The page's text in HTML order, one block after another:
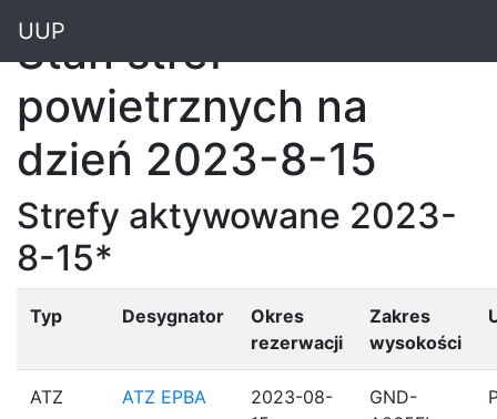
UUP
Stan stref
powietrznych na
dzień 2023-8-15
Strefy aktywowane 2023-
8-15*
Typ Desygnator
Okres
rezerwacji
Zakres
wysokości
ATZ ATZ EPBA
2023-08-
GND-